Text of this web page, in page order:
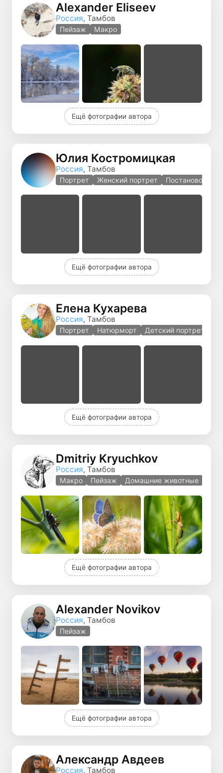
Alexander Eliseev
Россия, Тамбов
Пейзаж Макро
Ещё фотографии автора
Юлия Костромицкая
Россия, Тамбов
Портрет Женский портрет Постановочная
Ещё фотографии автора
Елена Кухарева
Россия, Тамбов
Портрет Натюрморт Детский портрет
Ещё фотографии автора
Dmitriy Kryuchkov
Россия, Тамбов
Макро Пейзаж Домашние животные
Ещё фотографии автора
Alexander Novikov
Россия, Тамбов
Пейзаж
Ещё фотографии автора
Александр Авдеев
Россия, Тамбов